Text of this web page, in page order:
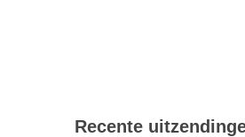
Recente